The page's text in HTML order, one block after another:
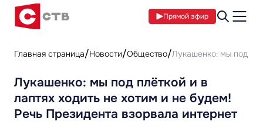
Прямой эфир
Главная страница Новости Общество Лукашенко: мы под
Лукашенко: мы под плёткой и в
лаптях ходить не хотим и не будем!
Речь Президента взорвала интернет